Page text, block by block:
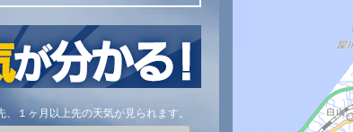
、１ヶ月以上先の天気が見られます。